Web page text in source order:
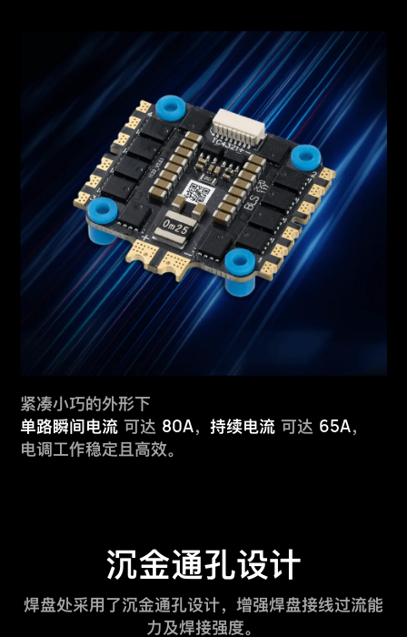
紧凑小巧的外形下
单路瞬间电流 可达 80A，持续电流 可达 65A，
电调工作稳定且高效。
沉金通孔设计
焊盘处采用了沉金通孔设计，增强焊盘接线过流能
力及焊接强度。